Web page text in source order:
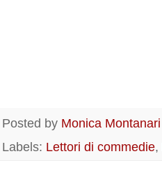
Posted by Monica Montanari
Labels: Lettori di commedie,